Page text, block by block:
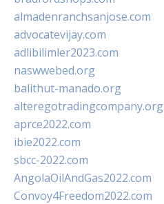
almadenranchsanjose.com
advocatevijay.com
adlibilimler2023.com
naswwebed.org
balithut-manado.org
alteregotradingcompany.org
aprce2022.com
ibie2022.com
sbcc-2022.com
AngolaOilAndGas2022.com
Convoy4Freedom2022.com